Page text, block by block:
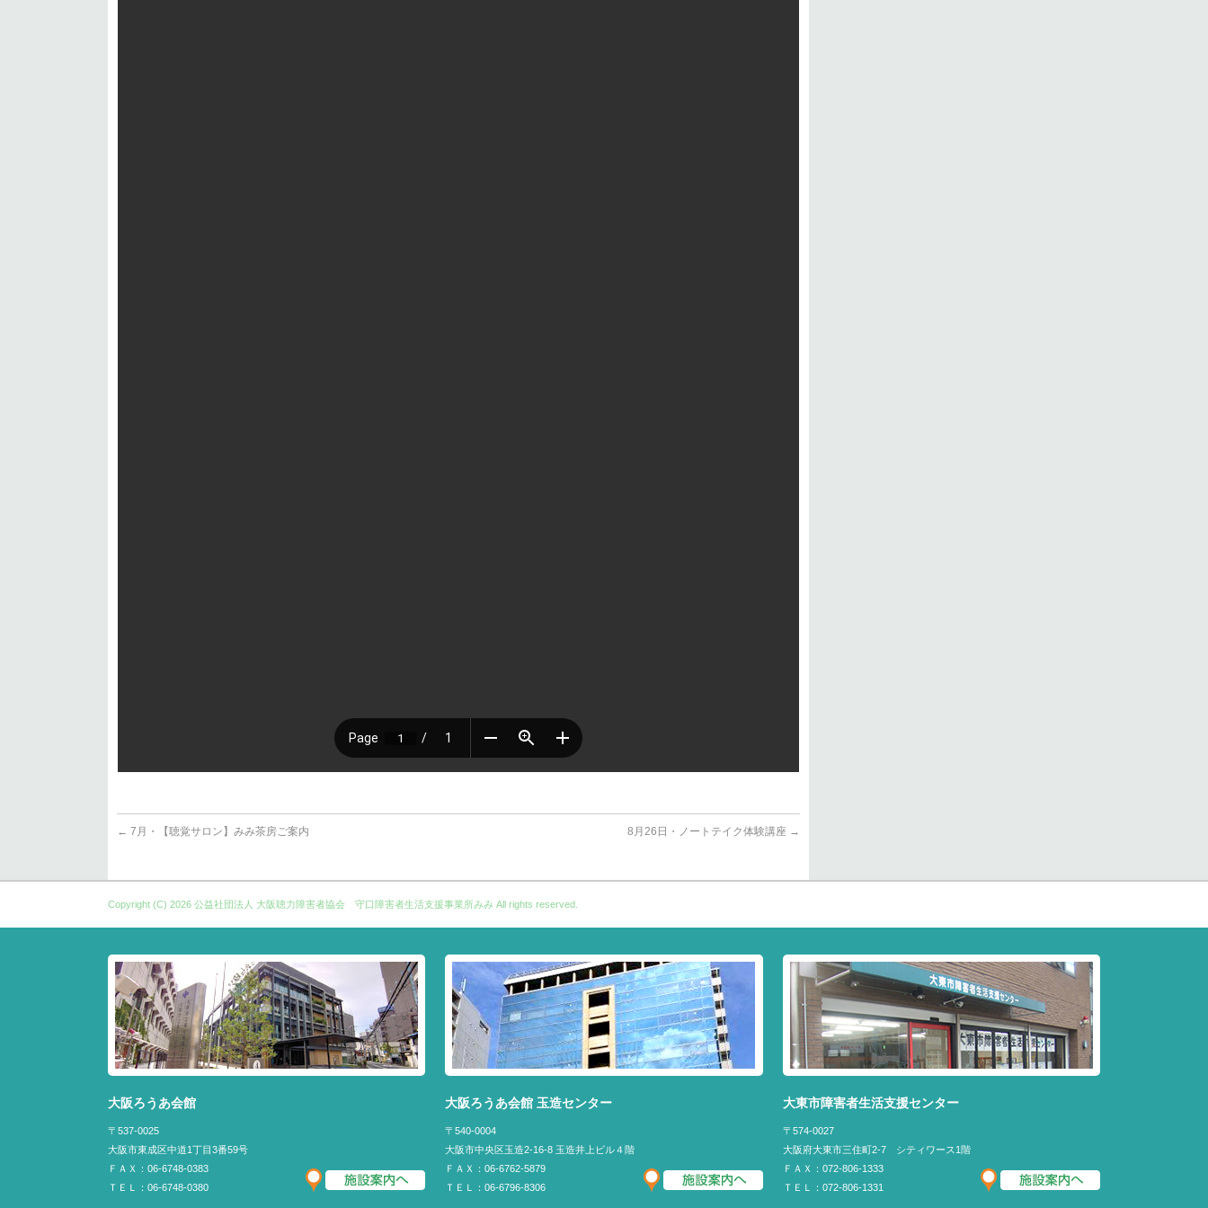
← 7月・【聴覚サロン】みみ茶房ご案内 8月26日・ノートテイク体験講座 →
Copyright (C) 2026 公益社団法人 大阪聴力障害者協会 守口障害者生活支援事業所みみAll rights reserved.
大阪ろうあ会館
〒537-0025
大阪市東成区中道1丁目3番59号
ＦＡＸ：06-6748-0383
ＴＥＬ：06-6748-0380
大阪ろうあ会館 玉造センター
〒540-0004
大阪市中央区玉造2-16-8 玉造井上ビル４階
ＦＡＸ：06-6762-5879
ＴＥＬ：06-6796-8306
大東市障害者生活支援センター
〒574-0027
大阪府大東市三住町2-7 シティワース1階
ＦＡＸ：072-806-1333
ＴＥＬ：072-806-1331